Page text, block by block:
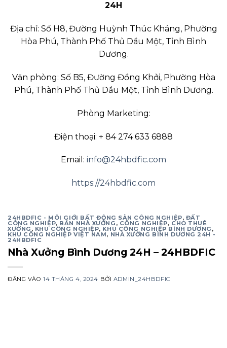
24H
Địa chỉ: Số H8, Đường Huỳnh Thúc Kháng, Phường
Hòa Phú, Thành Phố Thủ Dầu Một, Tỉnh Bình
Dương.
Văn phòng: Số B5, Đường Đồng Khởi, Phường Hòa
Phú, Thành Phố Thủ Dầu Một, Tỉnh Bình Dương.
Phòng Marketing:
Điện thoại: + 84 274 633 6888
Email: info@24hbdfic.com
https://24hbdfic.com
24HBDFIC - MÔI GIỚI BẤT ĐỘNG SẢN CÔNG NGHIỆP, ĐẤT
CÔNG NGHIỆP, BÁN NHÀ XƯỞNG , CÔNG NGHIỆP, CHO THUÊ
XƯỞNG , KHU CÔNG NGHIỆP, KHU CÔNG NGHIỆP BÌNH DƯƠNG ,
KHU CÔNG NGHIỆP VIỆT NAM, NHÀ XƯỞNG BÌNH DƯƠNG 24H -
24HBDFIC
Nhà Xưởng Bình Dương 24H – 24HBDFIC
ĐĂNG VÀO14 THÁNG 4, 2024 BỞI ADMIN_24HBDFIC